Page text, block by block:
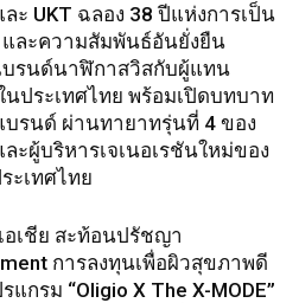
ละ UKT ฉลอง 38 ปีแห่งการเป็น
ละความสัมพันธ์อันยั่งยืน
บรนด์นาฬิกาสวิสกับผู้แทน
นประเทศไทย พร้อมเปิดบทบาท
บรนด์ ผ่านทายาทรุ่นที่ 4 ของ
ละผู้บริหารเจเนอเรชันใหม่ของ
ะเทศไทย
อเชีย สะท้อนปรัชญา
การลงทุนเพื่อผิวสุขภาพดี
แกรม “Oligio X The X-MODE”